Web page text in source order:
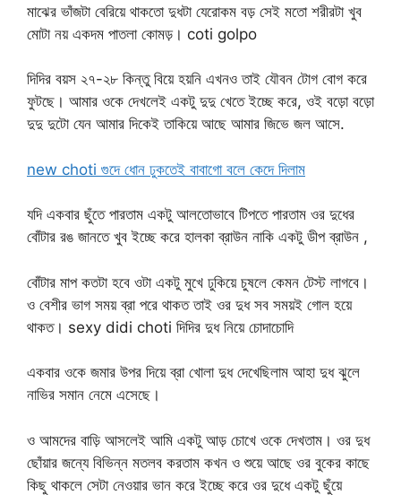
মাঝের ভাঁজটা বেরিয়ে থাকতো দুধটা যেরোকম বড় সেই মতো শরীরটা খুব
মোটা নয় একদম পাতলা কোমড়। coti golpo
দিদির বয়স ২৭-২৮ কিন্তু বিয়ে হয়নি এখনও তাই যৌবন টোগ বোগ করে
ফুটছে। আমার ওকে দেখলেই একটু দুদু খেতে ইচ্ছে করে, ওই বড়ো বড়ো
দুদু দুটো যেন আমার দিকেই তাকিয়ে আছে আমার জিভে জল আসে.
new choti গুদে ধোন ঢুকতেই বাবাগো বলে কেদে দিলাম
যদি একবার ছুঁতে পারতাম একটু আলতোভাবে টিপতে পারতাম ওর দুধের
বোঁটার রঙ জানতে খুব ইচ্ছে করে হালকা ব্রাউন নাকি একটু ডীপ ব্রাউন ,
বোঁটার মাপ কতটা হবে ওটা একটু মুখে ঢুকিয়ে চুষলে কেমন টেস্ট লাগবে।
ও বেশীর ভাগ সময় ব্রা পরে থাকত তাই ওর দুধ সব সময়ই গোল হয়ে
থাকত। sexy didi choti দিদির দুধ নিয়ে চোদাচোদি
একবার ওকে জমার উপর দিয়ে ব্রা খোলা দুধ দেখেছিলাম আহা দুধ ঝুলে
নাভির সমান নেমে এসেছে।
ও আমদের বাড়ি আসলেই আমি একটু আড় চোখে ওকে দেখতাম। ওর দুধ
ছোঁয়ার জন্যে বিভিন্ন মতলব করতাম কখন ও শুয়ে আছে ওর বুকের কাছে
কিছু থাকলে সেটা নেওয়ার ভান করে ইচ্ছে করে ওর দুধে একটু ছুঁয়ে